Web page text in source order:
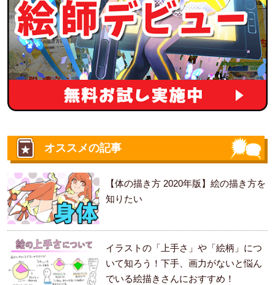
オススメの記事
【体の描き方 2020年版】絵の描き方を
知りたい
イラストの「上手さ」や「絵柄」につ
いて知ろう！下手、画力がないと悩ん
でいる絵描きさんにおすすめ！